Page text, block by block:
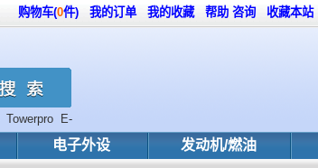
Towerpro
E-
电子外设 发动机/燃油
购物车(0件) 我的订单 我的收藏 帮助 咨询 收藏本站